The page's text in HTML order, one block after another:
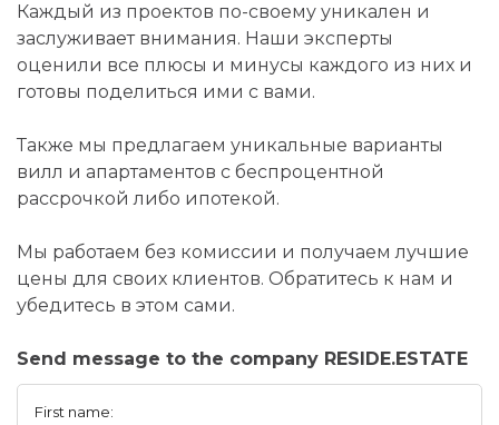
Каждый из проектов по-своему уникален и
заслуживает внимания. Наши эксперты
оценили все плюсы и минусы каждого из них и
готовы поделиться ими с вами.
Также мы предлагаем уникальные варианты
вилл и апартаментов с беспроцентной
рассрочкой либо ипотекой.
Мы работаем без комиссии и получаем лучшие
цены для своих клиентов. Обратитесь к нам и
убедитесь в этом сами.
Send message to the company RESIDE.ESTATE
First name: